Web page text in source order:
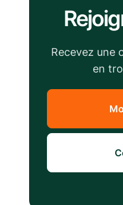
Recevez une
en